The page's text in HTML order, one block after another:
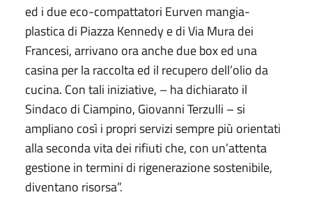
ed i due eco-compattatori Eurven mangia-
plastica di Piazza Kennedy e di Via Mura dei
Francesi, arrivano ora anche due box ed una
casina per la raccolta ed il recupero dell’olio da
cucina. Con tali iniziative, – ha dichiarato il
Sindaco di Ciampino, Giovanni Terzulli – si
ampliano così i propri servizi sempre più orientati
alla seconda vita dei rifiuti che, con un’attenta
gestione in termini di rigenerazione sostenibile,
diventano risorsa”.